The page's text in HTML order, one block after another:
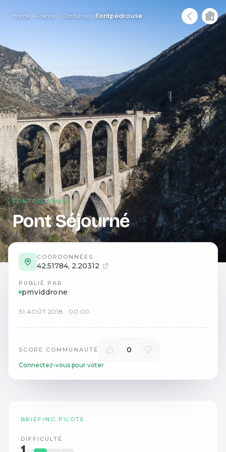
Home France Occitanie Fontpédrouse
FONTPÉDROUSE
Pont Séjourné
COORDONNÉES
42.51784, 2.20312
PUBLIÉ PAR
pmviddrone
31 AOÛT 2018 · 00:00
SCORE COMMUNAUTÉ 0
Connectez-vous pour voter
BRIEFING PILOTE
DIFFICULTÉ